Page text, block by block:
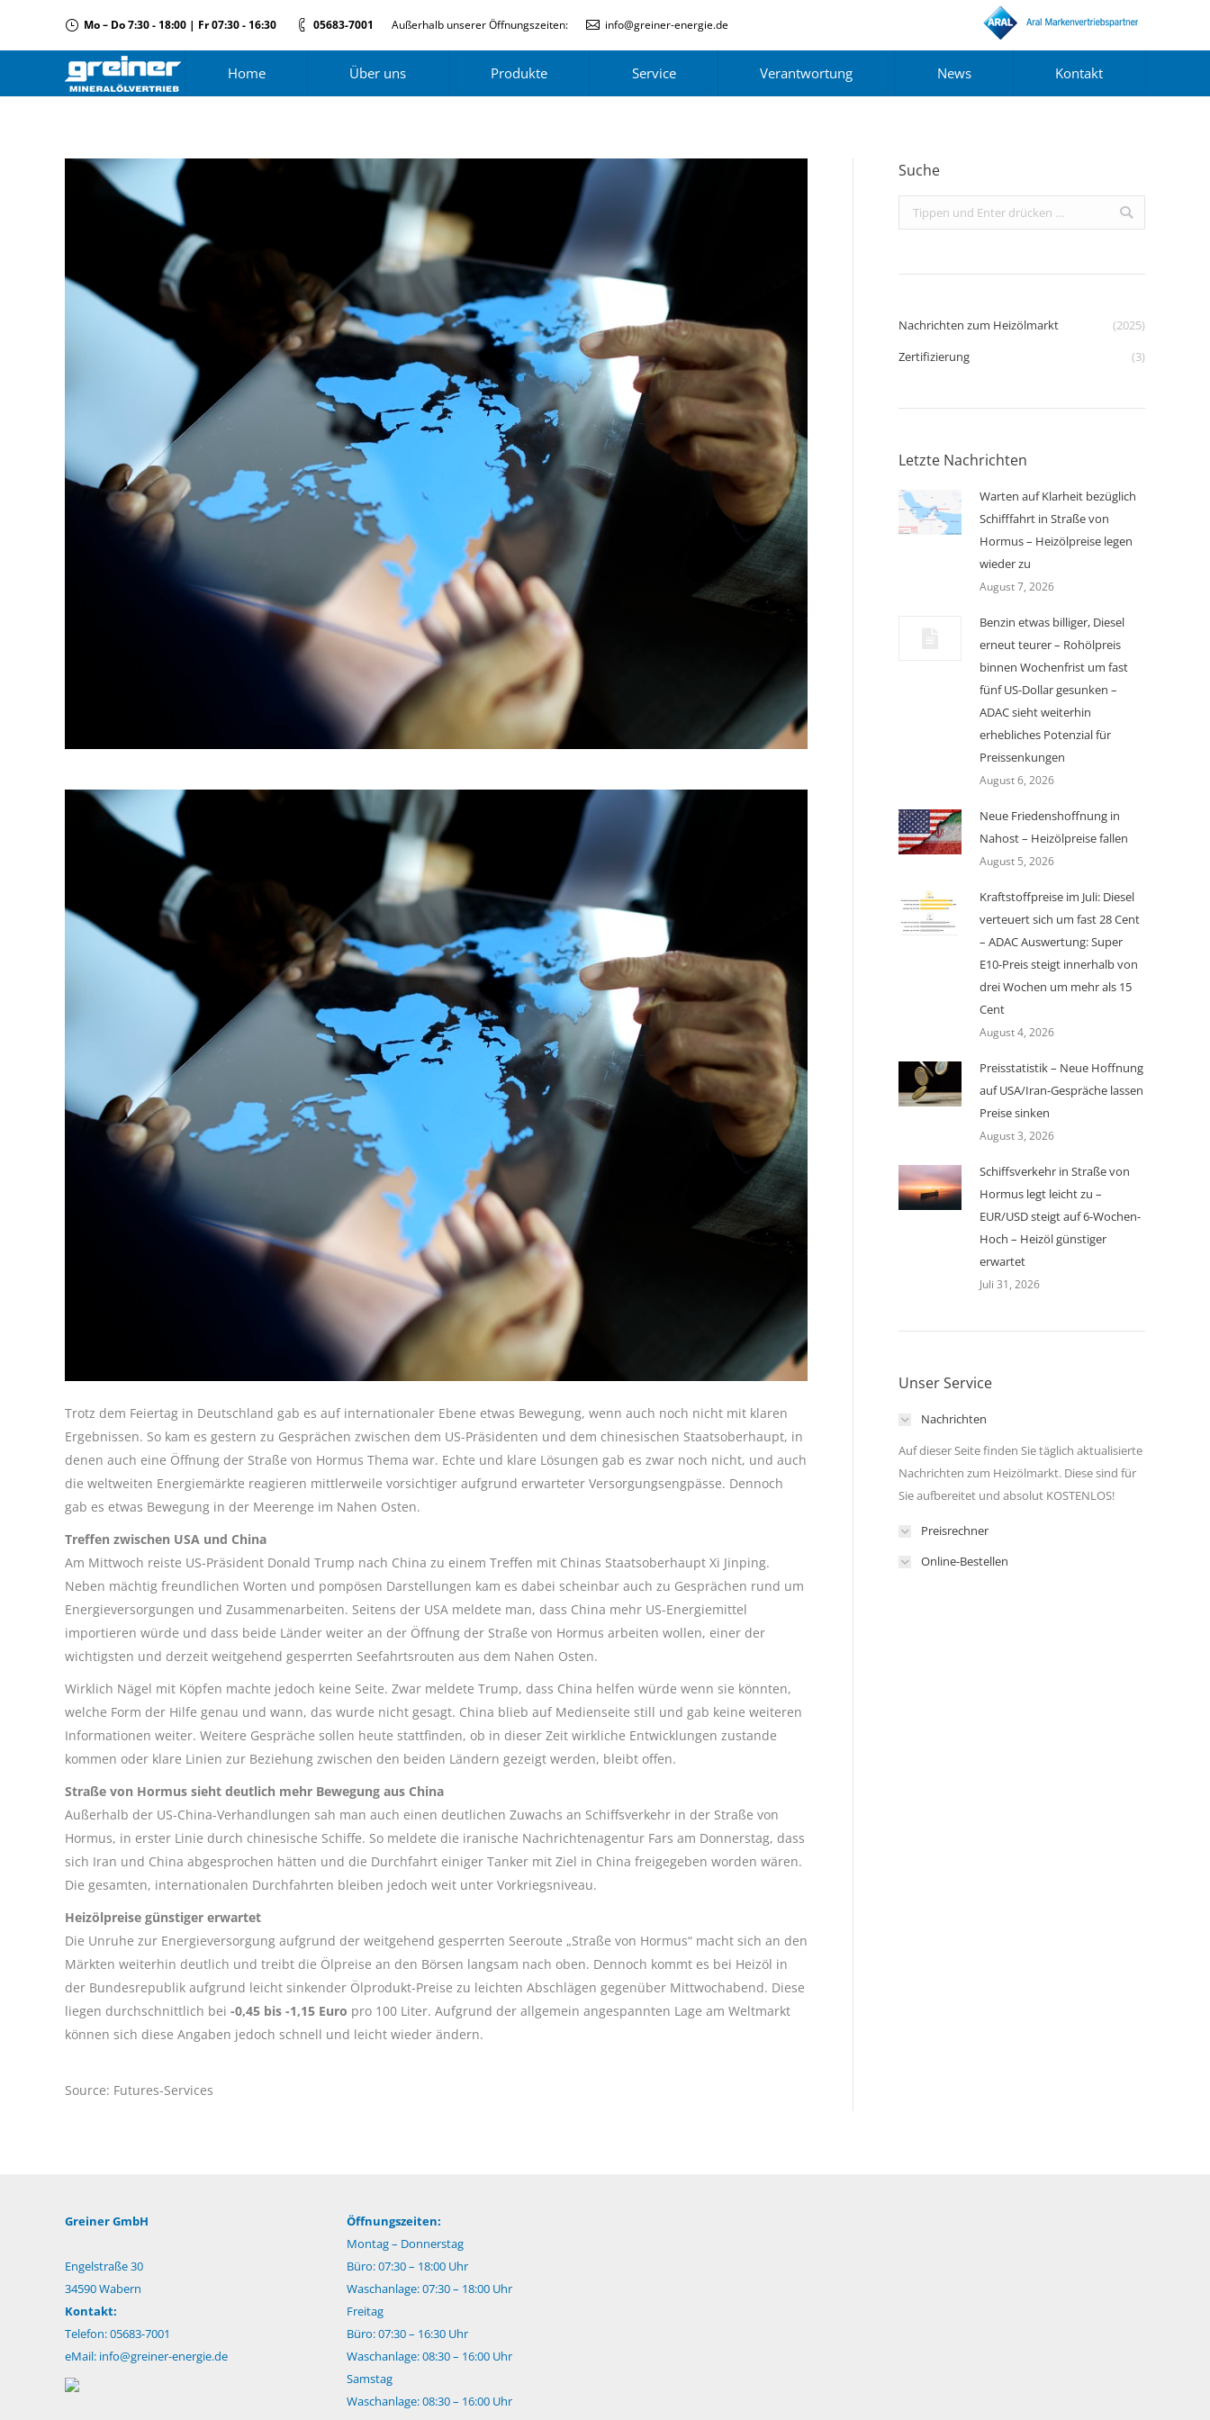
Mo – Do 7:30 - 18:00 | Fr 07:30 - 16:30 05683-7001 Außerhalb unserer Öffnungszeiten: info@greiner-energie.de
Home Über uns Produkte Service Verantwortung News Kontakt
Trotz dem Feiertag in Deutschland gab es auf internationaler Ebene etwas Bewegung, wenn auch noch nicht mit klaren
Ergebnissen. So kam es gestern zu Gesprächen zwischen dem US-Präsidenten und dem chinesischen Staatsoberhaupt, in
denen auch eine Öffnung der Straße von Hormus Thema war. Echte und klare Lösungen gab es zwar noch nicht, und auch
die weltweiten Energiemärkte reagieren mittlerweile vorsichtiger aufgrund erwarteter Versorgungsengpässe. Dennoch
gab es etwas Bewegung in der Meerenge im Nahen Osten.
Treffen zwischen USA und China
Am Mittwoch reiste US-Präsident Donald Trump nach China zu einem Treffen mit Chinas Staatsoberhaupt Xi Jinping.
Neben mächtig freundlichen Worten und pompösen Darstellungen kam es dabei scheinbar auch zu Gesprächen rund um
Energieversorgungen und Zusammenarbeiten. Seitens der USA meldete man, dass China mehr US-Energiemittel
importieren würde und dass beide Länder weiter an der Öffnung der Straße von Hormus arbeiten wollen, einer der
wichtigsten und derzeit weitgehend gesperrten Seefahrtsrouten aus dem Nahen Osten.
Wirklich Nägel mit Köpfen machte jedoch keine Seite. Zwar meldete Trump, dass China helfen würde wenn sie könnten,
welche Form der Hilfe genau und wann, das wurde nicht gesagt. China blieb auf Medienseite still und gab keine weiteren
Informationen weiter. Weitere Gespräche sollen heute stattfinden, ob in dieser Zeit wirkliche Entwicklungen zustande
kommen oder klare Linien zur Beziehung zwischen den beiden Ländern gezeigt werden, bleibt offen.
Straße von Hormus sieht deutlich mehr Bewegung aus China
Außerhalb der US-China-Verhandlungen sah man auch einen deutlichen Zuwachs an Schiffsverkehr in der Straße von
Hormus, in erster Linie durch chinesische Schiffe. So meldete die iranische Nachrichtenagentur Fars am Donnerstag, dass
sich Iran und China abgesprochen hätten und die Durchfahrt einiger Tanker mit Ziel in China freigegeben worden wären.
Die gesamten, internationalen Durchfahrten bleiben jedoch weit unter Vorkriegsniveau.
Heizölpreise günstiger erwartet
Die Unruhe zur Energieversorgung aufgrund der weitgehend gesperrten Seeroute „Straße von Hormus“ macht sich an den
Märkten weiterhin deutlich und treibt die Ölpreise an den Börsen langsam nach oben. Dennoch kommt es bei Heizöl in
der Bundesrepublik aufgrund leicht sinkender Ölprodukt-Preise zu leichten Abschlägen gegenüber Mittwochabend. Diese
liegen durchschnittlich bei -0,45 bis -1,15 Euro pro 100 Liter. Aufgrund der allgemein angespannten Lage am Weltmarkt
können sich diese Angaben jedoch schnell und leicht wieder ändern.
Source: Futures-Services
Suche
Search:
Nachrichten zum Heizölmarkt
(2025)
Zertifizierung
(3)
Letzte Nachrichten
Warten auf Klarheit bezüglich
Schifffahrt in Straße von
Hormus – Heizölpreise legen
wieder zu
August 7, 2026
Benzin etwas billiger, Diesel
erneut teurer – Rohölpreis
binnen Wochenfrist um fast
fünf US-Dollar gesunken –
ADAC sieht weiterhin
erhebliches Potenzial für
Preissenkungen
August 6, 2026
Neue Friedenshoffnung in
Nahost – Heizölpreise fallen
August 5, 2026
Kraftstoffpreise im Juli: Diesel
verteuert sich um fast 28 Cent
– ADAC Auswertung: Super
E10-Preis steigt innerhalb von
drei Wochen um mehr als 15
Cent
August 4, 2026
Preisstatistik – Neue Hoffnung
auf USA/Iran-Gespräche lassen
Preise sinken
August 3, 2026
Schiffsverkehr in Straße von
Hormus legt leicht zu –
EUR/USD steigt auf 6-Wochen-
Hoch – Heizöl günstiger
erwartet
Juli 31, 2026
Unser Service
Nachrichten
Auf dieser Seite finden Sie täglich aktualisierte
Nachrichten zum Heizölmarkt. Diese sind für
Sie aufbereitet und absolut KOSTENLOS!
Preisrechner
Online-Bestellen
Greiner GmbH
Engelstraße 30
34590 Wabern
Kontakt:
Telefon: 05683-7001
eMail: info@greiner-energie.de
Öffnungszeiten:
Montag – Donnerstag
Büro: 07:30 – 18:00 Uhr
Waschanlage: 07:30 – 18:00 Uhr
Freitag
Büro: 07:30 – 16:30 Uhr
Waschanlage: 08:30 – 16:00 Uhr
Samstag
Waschanlage: 08:30 – 16:00 Uhr